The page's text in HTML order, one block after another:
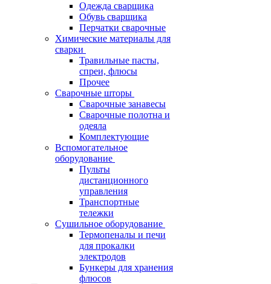
Одежда сварщика
Обувь сварщика
Перчатки сварочные
Химические материалы для
сварки
Травильные пасты,
спреи, флюсы
Прочее
Сварочные шторы
Сварочные занавесы
Сварочные полотна и
одеяла
Комплектующие
Вспомогательное
оборудование
Пульты
дистанционного
управления
Транспортные
тележки
Сушильное оборудование
Термопеналы и печи
для прокалки
электродов
Бункеры для хранения
флюсов